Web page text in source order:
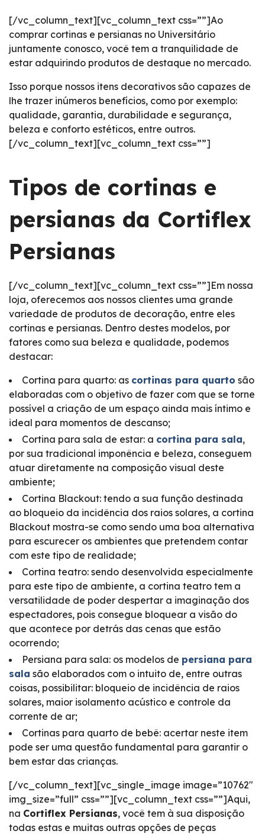
[/vc_column_text][vc_column_text css=””]Ao
comprar cortinas e persianas no Universitário
juntamente conosco, você tem a tranquilidade de
estar adquirindo produtos de destaque no mercado.
Isso porque nossos itens decorativos são capazes de
lhe trazer inúmeros benefícios, como por exemplo:
qualidade, garantia, durabilidade e segurança,
beleza e conforto estéticos, entre outros.
[/vc_column_text][vc_column_text css=””]
Tipos de cortinas e
persianas da Cortiflex
Persianas
[/vc_column_text][vc_column_text css=””]Em nossa
loja, oferecemos aos nossos clientes uma grande
variedade de produtos de decoração, entre eles
cortinas e persianas. Dentro destes modelos, por
fatores como sua beleza e qualidade, podemos
destacar:
Cortina para quarto: as cortinas para quarto são
elaboradas com o objetivo de fazer com que se torne
possível a criação de um espaço ainda mais íntimo e
ideal para momentos de descanso;
Cortina para sala de estar: a cortina para sala,
por sua tradicional imponência e beleza, conseguem
atuar diretamente na composição visual deste
ambiente;
Cortina Blackout: tendo a sua função destinada
ao bloqueio da incidência dos raios solares, a cortina
Blackout mostra-se como sendo uma boa alternativa
para escurecer os ambientes que pretendem contar
com este tipo de realidade;
Cortina teatro: sendo desenvolvida especialmente
para este tipo de ambiente, a cortina teatro tem a
versatilidade de poder despertar a imaginação dos
espectadores, pois consegue bloquear a visão do
que acontece por detrás das cenas que estão
ocorrendo;
Persiana para sala: os modelos de persiana para
sala são elaborados com o intuito de, entre outras
coisas, possibilitar: bloqueio de incidência de raios
solares, maior isolamento acústico e controle da
corrente de ar;
Cortinas para quarto de bebê: acertar neste item
pode ser uma questão fundamental para garantir o
bem estar das crianças.
[/vc_column_text][vc_single_image image=”10762″
img_size=”full” css=””][vc_column_text css=””]Aqui,
na Cortiflex Persianas, você tem à sua disposição
todas estas e muitas outras opções de peças